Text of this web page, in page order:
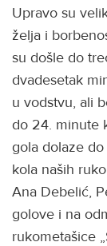
Upravo su
želja i
su došle do
dvadesetak
u vodstvu, ali
do 24. minute
gola dolaze
kola naših
Ana Debelić,
golove i na
rukometašice